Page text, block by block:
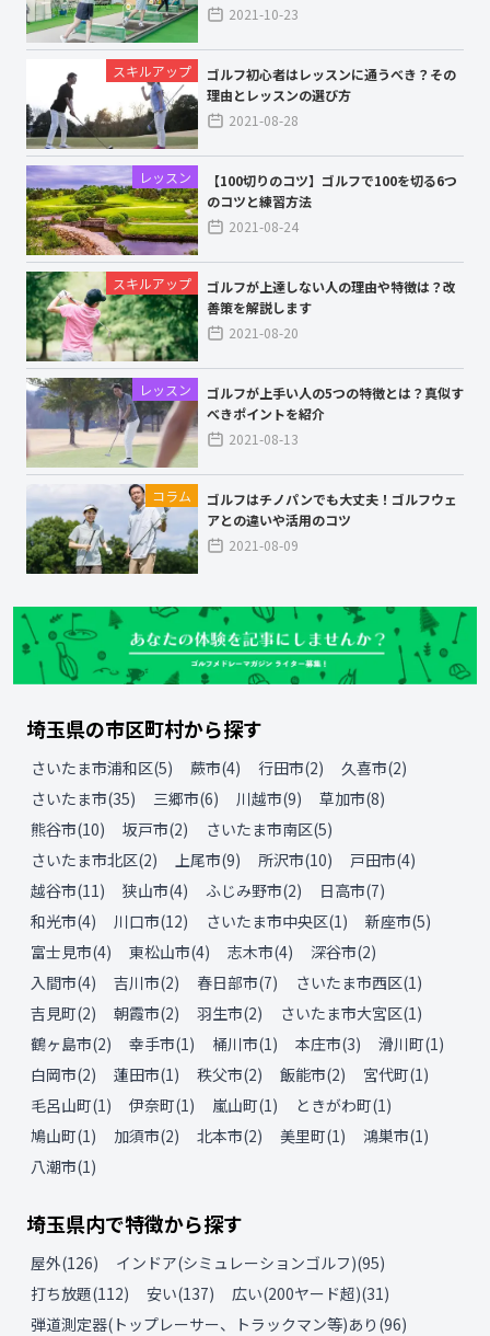
2021-10-23
スキルアップ
ゴルフ初心者はレッスンに通うべき？その
理由とレッスンの選び方
2021-08-28
レッスン
【100切りのコツ】ゴルフで100を切る6つ
のコツと練習方法
2021-08-24
スキルアップ
ゴルフが上達しない人の理由や特徴は？改
善策を解説します
2021-08-20
レッスン
ゴルフが上手い人の5つの特徴とは？真似す
べきポイントを紹介
2021-08-13
コラム
ゴルフはチノパンでも大丈夫！ゴルフウェ
アとの違いや活用のコツ
2021-08-09
埼玉県の市区町村から探す
さいたま市浦和区(5) 蕨市(4) 行田市(2) 久喜市(2)
さいたま市(35) 三郷市(6) 川越市(9) 草加市(8)
熊谷市(10) 坂戸市(2) さいたま市南区(5)
さいたま市北区(2) 上尾市(9) 所沢市(10) 戸田市(4)
越谷市(11) 狭山市(4) ふじみ野市(2) 日高市(7)
和光市(4) 川口市(12) さいたま市中央区(1) 新座市(5)
富士見市(4) 東松山市(4) 志木市(4) 深谷市(2)
入間市(4) 吉川市(2) 春日部市(7) さいたま市西区(1)
吉見町(2) 朝霞市(2) 羽生市(2) さいたま市大宮区(1)
鶴ヶ島市(2) 幸手市(1) 桶川市(1) 本庄市(3) 滑川町(1)
白岡市(2) 蓮田市(1) 秩父市(2) 飯能市(2) 宮代町(1)
毛呂山町(1) 伊奈町(1) 嵐山町(1) ときがわ町(1)
鳩山町(1) 加須市(2) 北本市(2) 美里町(1) 鴻巣市(1)
八潮市(1)
埼玉県内で特徴から探す
屋外(126) インドア(シミュレーションゴルフ)(95)
打ち放題(112) 安い(137) 広い(200ヤード超)(31)
弾道測定器(トップレーサー、トラックマン等)あり (96)